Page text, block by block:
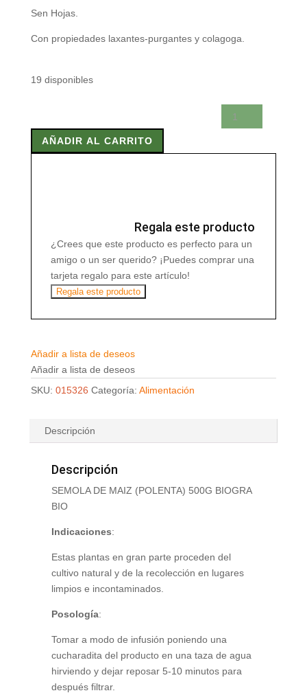
Sen Hojas.
Con propiedades laxantes-purgantes y colagoga.
19 disponibles
DE
MAIZ
AÑADIR AL CARRITO
Regala este producto
¿Crees que este producto es perfecto para un
amigo o un ser querido? ¡Puedes comprar una
tarjeta regalo para este artículo!
Regala este producto
Añadir a lista de deseos
Añadir a lista de deseos
SKU: 015326 Categoría: Alimentación
Descripción
Descripción
SEMOLA DE MAIZ (POLENTA) 500G BIOGRA
BIO
Indicaciones:
Estas plantas en gran parte proceden del
cultivo natural y de la recolección en lugares
limpios e incontaminados.
Posología:
Tomar a modo de infusión poniendo una
cucharadita del producto en una taza de agua
hirviendo y dejar reposar 5-10 minutos para
después filtrar.